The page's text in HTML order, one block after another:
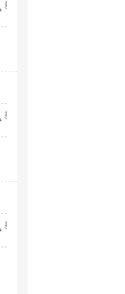
舉
舉
舉